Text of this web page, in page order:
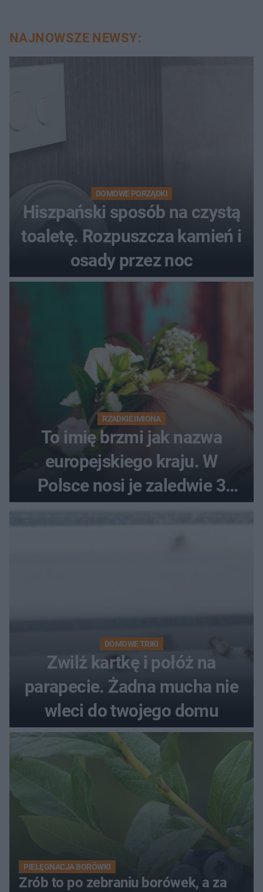
NAJNOWSZE NEWSY:
DOMOWE PORZĄDKI
Hiszpański sposób na czystą
toaletę. Rozpuszcza kamień i
osady przez noc
RZADKIE IMIONA
To imię brzmi jak nazwa
europejskiego kraju. W
Polsce nosi je zaledwie 3
kobiety
DOMOWE TRIKI
Zwilż kartkę i połóż na
parapecie. Żadna mucha nie
wleci do twojego domu
PIELĘGNACJA BORÓWKI
Zrób to po zebraniu borówek, a za